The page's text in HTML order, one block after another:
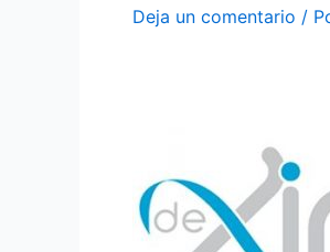
Deja un comentario /